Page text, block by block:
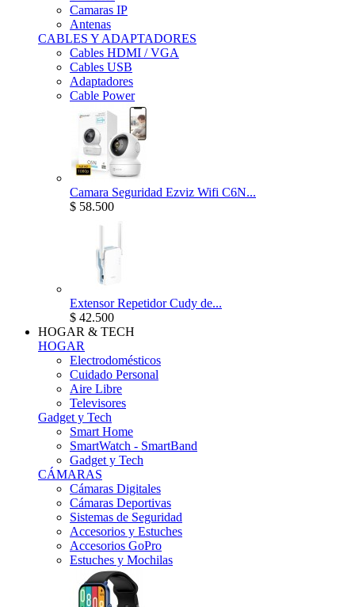
Camaras IP
Antenas
CABLES Y ADAPTADORES
Cables HDMI / VGA
Cables USB
Adaptadores
Cable Power
Camara Seguridad Ezviz Wifi C6N...
$ 58.500
Extensor Repetidor Cudy de...
$ 42.500
HOGAR & TECH
HOGAR
Electrodomésticos
Cuidado Personal
Aire Libre
Televisores
Gadget y Tech
Smart Home
SmartWatch - SmartBand
Gadget y Tech
CÁMARAS
Cámaras Digitales
Cámaras Deportivas
Sistemas de Seguridad
Accesorios y Estuches
Accesorios GoPro
Estuches y Mochilas